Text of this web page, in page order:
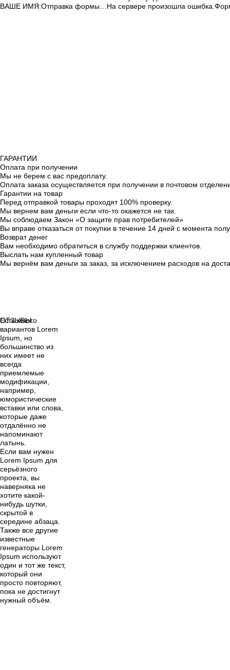
ГАРАНТИИ
Оплата при получении
Мы не берем с вас предоплату.
Оплата заказа осуществляется при получении в почтовом
Гарантии на товар
Перед отправкой товары проходят 100% проверку.
Мы вернем вам деньги если что-то окажется не так.
Мы соблюдаем Закон «О защите прав потребителей»
Вы вправе отказаться от покупки в течение 14 дней с момента
Возврат денег
Вам необходимо обратиться в службу поддержки клиентов.
Выслать нам купленный товар
Мы вернём вам деньги за заказ, за исключением расходов на
ВАШЕ ИМЯ:Отправка формы… На сервере произошла ошибка.
Есть много
вариантов Lorem
Ipsum, но
большинство из
них имеет не
всегда
приемлемые
модификации,
например,
юмористические
вставки или слова,
которые даже
отдалённо не
напоминают
латынь.
Если вам нужен
Lorem Ipsum для
серьёзного
проекта, вы
наверняка не
хотите какой-
нибудь шутки,
скрытой в
середине абзаца.
Также все другие
известные
генераторы Lorem
Ipsum используют
один и тот же текст,
который они
просто повторяют,
пока не достигнут
нужный объём.
ОТЗЫВЫ: